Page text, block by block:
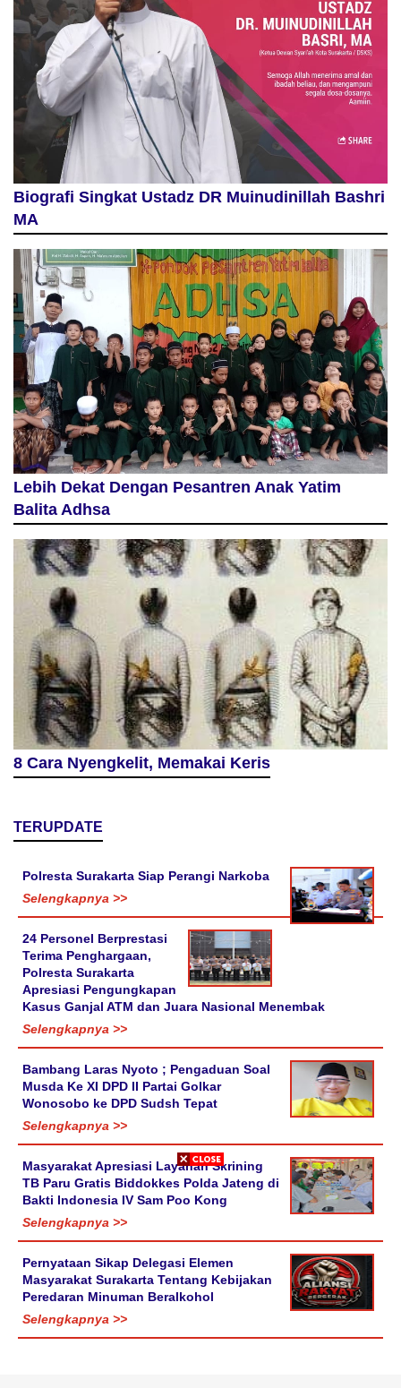
Biografi Singkat Ustadz DR Muinudinillah Bashri
MA
Lebih Dekat Dengan Pesantren Anak Yatim
Balita Adhsa
8 Cara Nyengkelit, Memakai Keris
TERUPDATE
Polresta Surakarta Siap Perangi Narkoba
Selengkapnya >>
24 Personel Berprestasi
Terima Penghargaan,
Polresta Surakarta
Apresiasi Pengungkapan
Kasus Ganjal ATM dan Juara Nasional Menembak
Selengkapnya >>
Bambang Laras Nyoto ; Pengaduan Soal
Musda Ke XI DPD II Partai Golkar
Wonosobo ke DPD Sudsh Tepat
Selengkapnya >>
Masyarakat Apresiasi Layanan Skrining
TB Paru Gratis Biddokkes Polda Jateng di
Bakti Indonesia IV Sam Poo Kong
Selengkapnya >>
Pernyataan Sikap Delegasi Elemen
Masyarakat Surakarta Tentang Kebijakan
Peredaran Minuman Beralkohol
Selengkapnya >>